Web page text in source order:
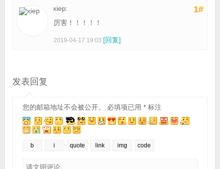
1#
xiep:
厉害！！！！！
2019-04-17 19:03 [回复]
发表回复
您的邮箱地址不会被公开。 必填项已用 *标注